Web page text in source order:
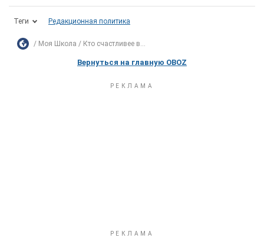
Теги Редакционная политика
Моя Школа Кто счастливее в...
Вернуться на главную OBOZ